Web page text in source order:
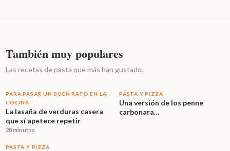
También muy populares
Las recetas de pasta que más han gustado.
PARA PASAR UN BUEN RATO EN LA
COCINA
La lasaña de verduras casera
que sí apetece repetir
20 minutos
PASTA Y PIZZA
Una versión de los penne
carbonara…
PASTA Y PIZZA